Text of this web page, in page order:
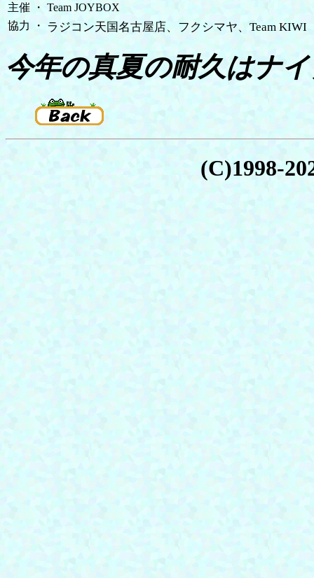
主催
・ Team JOYBOX
協力
・ ラジコン天国名古屋店、フクシマヤ、Team KIWI
今年の真夏の耐久はナ
(C)1998-